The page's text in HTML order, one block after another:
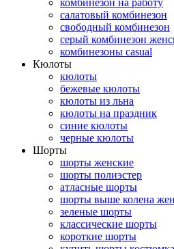
салатовый комбинезон
свободный комбинезон
серый комбинезон
комбинезоны casual
Кюлоты
кюлоты
бежевые кюлоты
кюлоты из льна
кюлоты на праздник
синие кюлоты
черные кюлоты
Шорты
шорты женские
шорты полиэстер
атласные шорты
шорты выше колена
зеленые шорты
классические шорты
короткие шорты